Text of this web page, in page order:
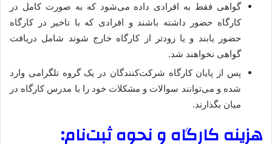
گواهی فقط به افرادی داده می‌شود که به صورت کامل در
کارگاه حضور داشته باشند و افرادی که با تاخير در کارگاه
حضور يابند و يا زودتر از کارگاه خارج شوند شامل دريافت
گواهی نخواهند شد.
پس از پايان کارگاه شرکت‌کنندگان در يک گروه تلگرامی وارد
شده و می‌توانند سوالات و مشکلات خود را با مدرس کارگاه در
ميان بگذارند.
هزينه کارگاه و نحوه ثبت‌نام: